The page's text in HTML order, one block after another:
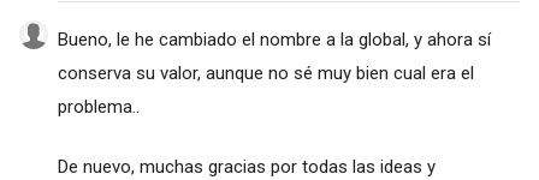
Bueno, le he cambiado el nombre a la global, y ahora sí
conserva su valor, aunque no sé muy bien cual era el
problema..
De nuevo, muchas gracias por todas las ideas y